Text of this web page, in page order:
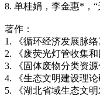
8. 单桂娟，李金惠*，
著作：
1. 《循环经济发展脉
2. 《废荧光灯管收集
3. 《固体废物分类资
4. 《生态文明建设理
5. 《湖北省域生态文